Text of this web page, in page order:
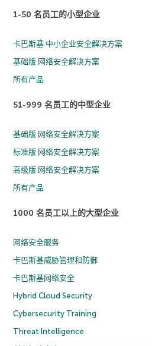
1-50 名员工的小型企业
卡巴斯基 中小企业安全解决方案
基础版 网络安全解决方案
所有产品
51-999 名员工的中型企业
基础版 网络安全解决方案
标准版 网络安全解决方案
高级版 网络安全解决方案
所有产品
1000 名员工以上的大型企业
网络安全服务
卡巴斯基威胁管理和防御
卡巴斯基网络安全
Hybrid Cloud Security
Cybersecurity Training
Threat Intelligence